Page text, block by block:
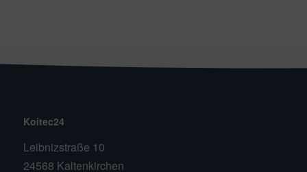
Koitec24
Leibnizstraße 10
24568 Kaltenkirchen